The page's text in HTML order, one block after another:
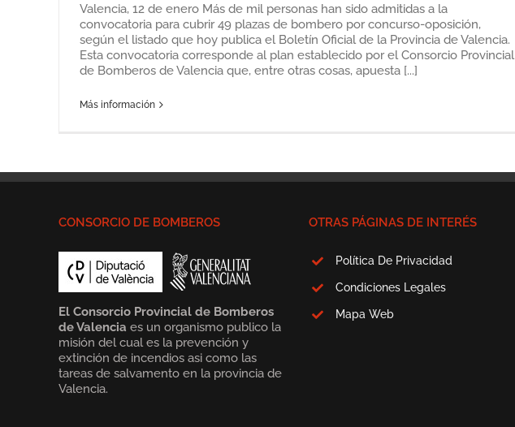
Valencia, 12 de enero Más de mil personas han sido admitidas a la
convocatoria para cubrir 49 plazas de bombero por concurso-oposición,
según el listado que hoy publica el Boletín Oficial de la Provincia de Valencia.
Esta convocatoria corresponde al plan establecido por el Consorcio Provincial
de Bomberos de Valencia que, entre otras cosas, apuesta [...]
Más información
CONSORCIO DE BOMBEROS
El Consorcio Provincial de Bomberos
de Valencia es un organismo publico la
misión del cual es la prevención y
extinción de incendios asi como las
tareas de salvamento en la provincia de
Valencia.
OTRAS PÁGINAS DE INTERÉS
Política De Privacidad
Condiciones Legales
Mapa Web